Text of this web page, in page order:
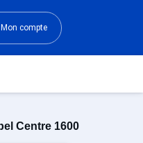
Mon compte
Centre 1600